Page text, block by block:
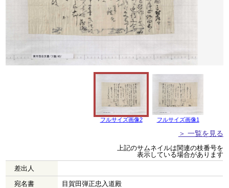
フルサイズ画像2 フルサイズ画像1
＞ 一覧を見る
上記のサムネイルは関連の枝番号を
表示している場合があります
差出人
宛名書
目賀田弾正忠入道殿